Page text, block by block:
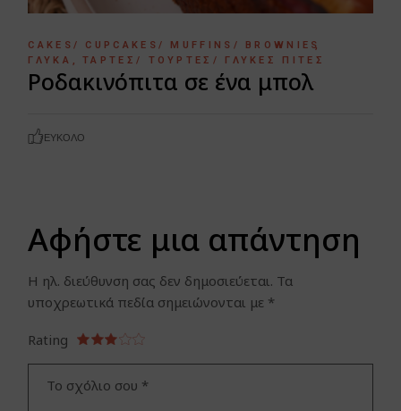
CAKES/ CUPCAKES/ MUFFINS/ BROWNIES
ΓΛΥΚΆ
ΤΆΡΤΕΣ/ ΤΟΎΡΤΕΣ/ ΓΛΥΚΈΣ ΠΊΤΕΣ
Ροδακινόπιτα σε ένα μπολ
ΕΎΚΟΛΟ
Αφήστε μια απάντηση
Η ηλ. διεύθυνση σας δεν δημοσιεύεται. Τα
υποχρεωτικά πεδία σημειώνονται με *
Rating